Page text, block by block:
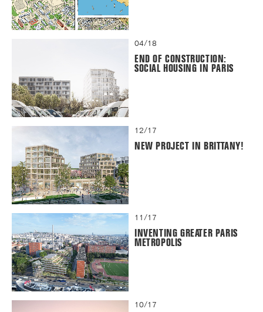
04/18
END OF CONSTRUCTION:
SOCIAL HOUSING IN PARIS
12/17
NEW PROJECT IN BRITTANY!
11/17
INVENTING GREATER PARIS
METROPOLIS
10/17